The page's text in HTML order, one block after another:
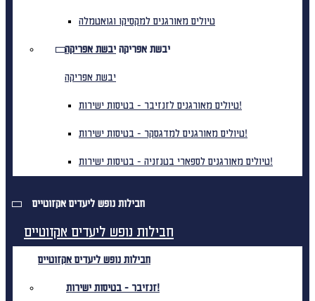
טיולים מאורגנים למקסיקו וגואטמלה
יבשת אפריקה יבשת אפריקה
יבשת אפריקה
טיולים מאורגנים לזנזיבר - בטיסות ישירות!
טיולים מאורגנים למדגסקר - בטיסות ישירות!
טיולים מאורגנים לספארי בטנזניה - בטיסות ישירות!
חבילות נופש ליעדים אקזוטיים
חבילות נופש ליעדים אקזוטיים
חבילות נופש ליעדים אקזוטיים
זנזיבר - בטיסות ישירות!